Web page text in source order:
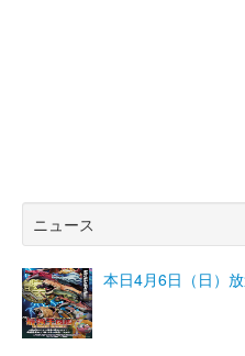
ニュース
本日4月6日（日）